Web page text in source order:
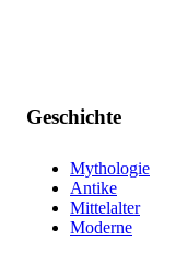
Geschichte
Mythologie
Antike
Mittelalter
Moderne